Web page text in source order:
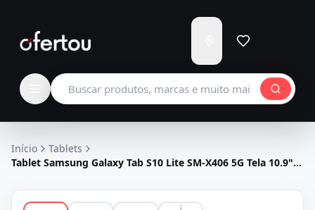
para
Carregando...
Buscar produtos
Início
Tablets
Tablet Samsung Galaxy Tab S10 Lite SM-X406 5G Tela 10.9"